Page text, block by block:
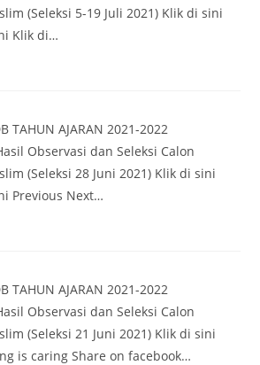
(Seleksi 5-19 Juli 2021) Klik di sini
Klik di…
TAHUN AJARAN 2021-2022
Observasi dan Seleksi Calon
(Seleksi 28 Juni 2021) Klik di sini
Previous Next…
TAHUN AJARAN 2021-2022
Observasi dan Seleksi Calon
(Seleksi 21 Juni 2021) Klik di sini
is caring Share on facebook…